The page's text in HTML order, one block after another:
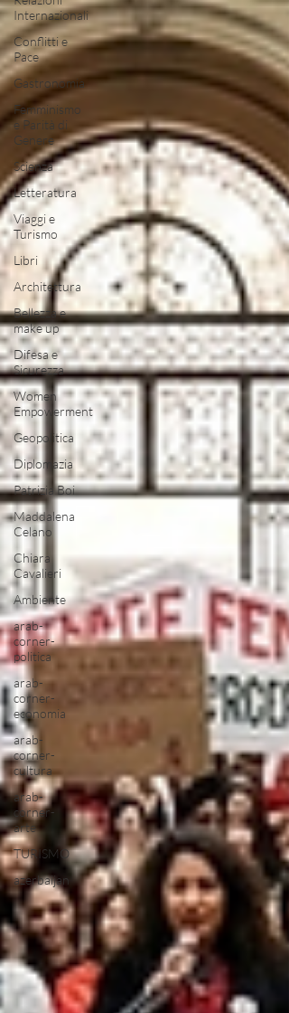
Internazionali
Conflitti e
Pace
Gastronomia
Femminismo
e Parità di
Genere
Scienza
Letteratura
Viaggi e
Turismo
Libri
Architettura
Bellezza e
make up
Difesa e
Sicurezza
Women
Empowerment
Geopolitica
Diplomazia
Patrizia Boi
Maddalena
Celano
Chiara
Cavalieri
Ambiente
arab-
corner-
politica
arab-
corner-
economia
arab-
corner-
cultura
arab-
corner-
arte
TURISMO
azerbaijan